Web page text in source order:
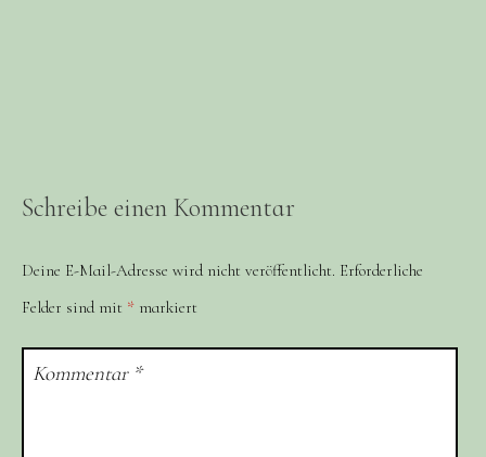
Schreibe einen Kommentar
Deine E-Mail-Adresse wird nicht veröffentlicht. Erforderliche
Felder sind mit * markiert
Kommentar *